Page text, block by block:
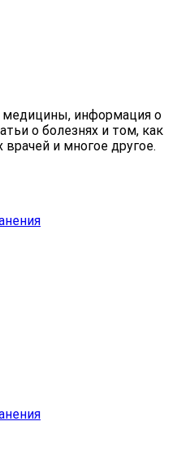
медицины, информация о
о болезнях и том, как
врачей и многое другое.